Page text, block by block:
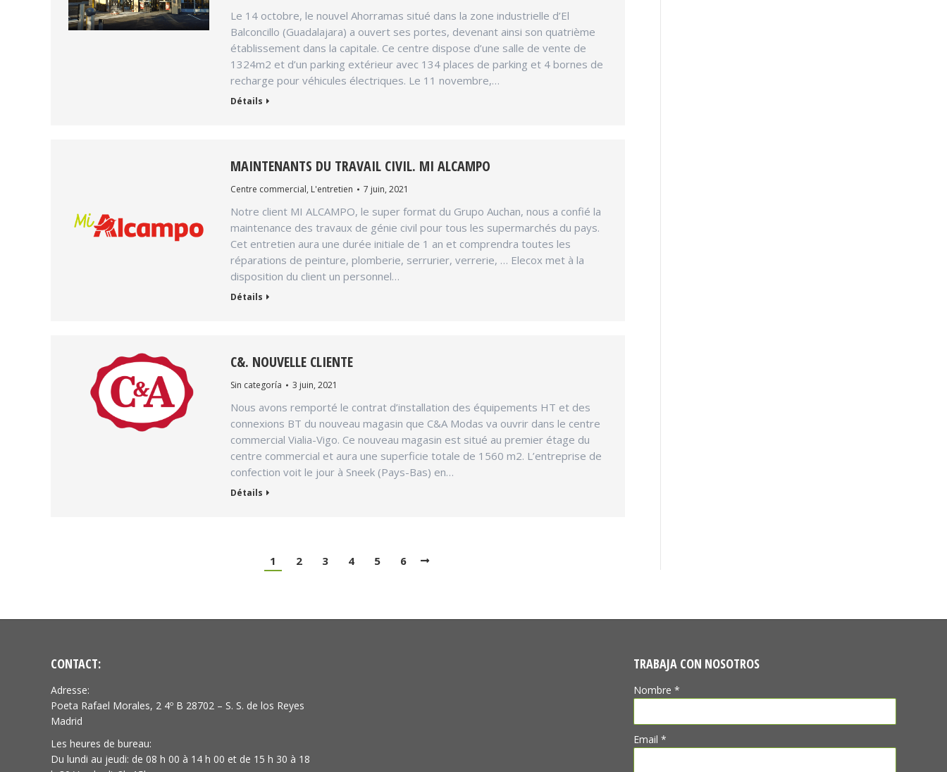
Le 14 octobre, le nouvel Ahorramas situé dans la zone industrielle d’El
Balconcillo (Guadalajara) a ouvert ses portes, devenant ainsi son quatrième
établissement dans la capitale. Ce centre dispose d’une salle de vente de
1324m2 et d’un parking extérieur avec 134 places de parking et 4 bornes de
recharge pour véhicules électriques. Le 11 novembre,…
Détails
MAINTENANTS DU TRAVAIL CIVIL. MI ALCAMPO
Centre commercial, L'entretien 7 juin, 2021
Notre client MI ALCAMPO, le super format du Grupo Auchan, nous a confié la
maintenance des travaux de génie civil pour tous les supermarchés du pays.
Cet entretien aura une durée initiale de 1 an et comprendra toutes les
réparations de peinture, plomberie, serrurier, verrerie, … Elecox met à la
disposition du client un personnel…
Détails
C&. NOUVELLE CLIENTE
Sin categoría 3 juin, 2021
Nous avons remporté le contrat d’installation des équipements HT et des
connexions BT du nouveau magasin que C&A Modas va ouvrir dans le centre
commercial Vialia-Vigo. Ce nouveau magasin est situé au premier étage du
centre commercial et aura une superficie totale de 1560 m2. L’entreprise de
confection voit le jour à Sneek (Pays-Bas) en…
Détails
1 2 3 4 5 6
CONTACT:
Adresse:
Poeta Rafael Morales, 2 4º B 28702 – S. S. de los Reyes
Madrid
Les heures de bureau:
Du lundi au jeudi: de 08 h 00 à 14 h 00 et de 15 h 30 à 18
TRABAJA CON NOSOTROS
Nombre *
Email *